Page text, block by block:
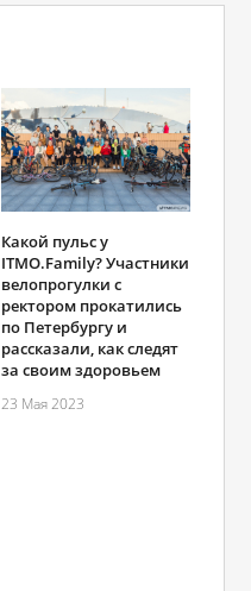
Какой пульс у
ITMO.Family? Участники
велопрогулки с
ректором прокатились
по Петербургу и
рассказали, как следят
за своим здоровьем
23 Мая 2023